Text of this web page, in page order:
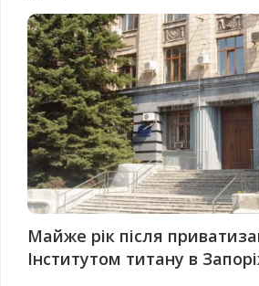
Майже рік після
Інститутом титану в